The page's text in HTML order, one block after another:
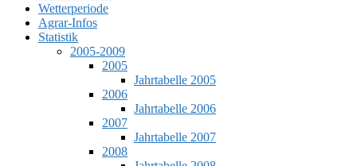
Wetterperiode
Agrar-Infos
Statistik
2005-2009
2005
Jahrtabelle 2005
2006
Jahrtabelle 2006
2007
Jahrtabelle 2007
2008